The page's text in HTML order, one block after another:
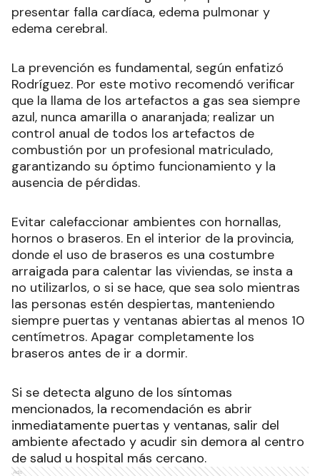
presentar falla cardíaca, edema pulmonar y
edema cerebral.
La prevención es fundamental, según enfatizó
Rodríguez. Por este motivo recomendó verificar
que la llama de los artefactos a gas sea siempre
azul, nunca amarilla o anaranjada; realizar un
control anual de todos los artefactos de
combustión por un profesional matriculado,
garantizando su óptimo funcionamiento y la
ausencia de pérdidas.
Evitar calefaccionar ambientes con hornallas,
hornos o braseros. En el interior de la provincia,
donde el uso de braseros es una costumbre
arraigada para calentar las viviendas, se insta a
no utilizarlos, o si se hace, que sea solo mientras
las personas estén despiertas, manteniendo
siempre puertas y ventanas abiertas al menos 10
centímetros. Apagar completamente los
braseros antes de ir a dormir.
Si se detecta alguno de los síntomas
mencionados, la recomendación es abrir
inmediatamente puertas y ventanas, salir del
ambiente afectado y acudir sin demora al centro
de salud u hospital más cercano.
Ads